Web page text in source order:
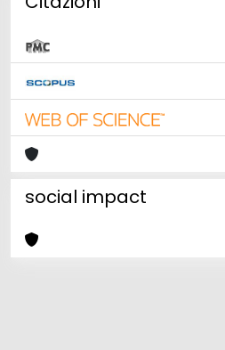
social impact